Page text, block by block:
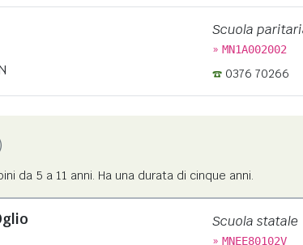
Scuola
» MN1A002002
0376 70266
da 5 a 11 anni. Ha una durata di cinque anni.
Scuola statale
» MNEE80102V